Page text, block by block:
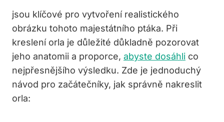
jsou klíčové pro vytvoření realistického
obrázku tohoto majestátního ptáka. Při
kreslení orla je důležité důkladně pozorovat
jeho anatomii a proporce, abyste dosáhli co
nejpřesnějšího výsledku. Zde je jednoduchý
návod pro začátečníky, jak správně nakreslit
orla: